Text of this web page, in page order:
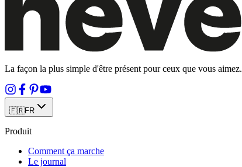
La façon la plus simple d'être présent pour ceux que vous aimez.
🇫🇷FR
Produit
Comment ça marche
Le journal